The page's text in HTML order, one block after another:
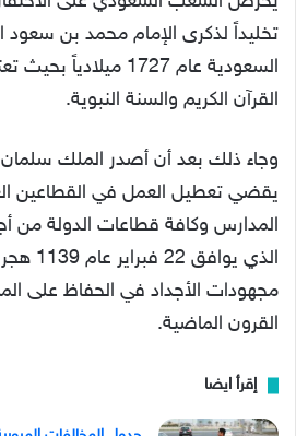
تخليداً لذكرى الإمام محمد بن سعود
السعودية عام 1727
القرآن الكريم والسنة النبوية.
وجاء ذلك بعد أن أصدر الملك سلمان
يقضي تعطيل العمل في القطاعين
المدارس وكافة قطاعات الدولة من
الذي
مجهودات الأجداد في الحفاظ على
القرون الماضية.
إقرأ ايضا